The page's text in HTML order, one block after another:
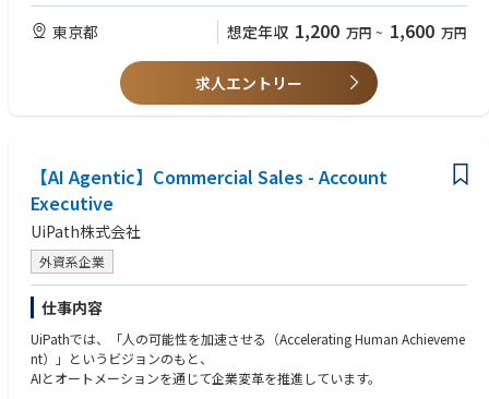
・ユーザー／医療機関／自治体／企業をつなぐ価値を創出できる
生活者向けサービス、医療機関向け連携、自治体施策、企業向けサービ
ス、パートナーサービスを一つのアプリ上で接続します。各ステークホル
ダーの個別価値に加え、連携によって生まれる新たな価値を設計すること
ができ、従来のヘルスケア事業者では成し得なかった新たな価値創出を考
ヘルスケア市場における圧倒的なマーケットリーダーは存在せず、さら
に、ヘルスケア／メディカル／プラットフォームを統合したサービスで確
ロダクトカテゴリーを自ら定義できます。
私たちの明るい未来を築いていただくと同時に、デジタル / AI トランスフ
ォーメーションを通じて、
お客さまの声を基にした製品戦略を展開しており、お客さまの声の代表と
【主な職務内容】
・シニアな営業とチームを組み、金融・保険サービス・人材サービス業の
営業活動に従事
・お客さまやパートナーさまの経営層や意思決定者と信頼関係を築き、戦
略施策の立案や企画実行に従事
・中長期のアカウントプランを策定し実行することで、お客さまの目標達
成を支援すると同時に、弊社がお客さまにご提供する価値を最大化
・予算や目標を達成するための案件管理・フォーキャスト
・お客さまにとっての弊社代表としての活動
・お客さま満足度向上、課題解決、円滑な顧客体験提供のための国内外組
織横断チーム組成・リード
・法人のお客さまとの信頼関係を築き、自社のご提供価値を拡大させた経
験
・お客さまやパートナーさまの経営層から現場層までいかなる層とも文章
と対話でコミュニケーションできること
・英語の文章に抵抗がないこと。英語でのコミュニケーションについて得
・社会人歴が比較的短くても、大手企業向け営業にチャレンジしたい方
・社内外の関係者を巻き込み、調整を図り、チームで円滑に物事を進め成
果を出すために必要なコミュニケーション能力をお持ちの方
・指示待ちではなく、自ら学び、質問し、行動できる方
・お客さまの課題を深く理解し、単なる製品紹介ではなく価値提案を行い
たい方
・変化の速いテクノロジー領域に好奇心を持ち、継続的に学べる方
・難しい局面において諦めずに最善を尽くすマインドの方
東京都 想定年収 1,200 万円 ~ 1,600 万円
求人エントリー
【AI Agentic】Commercial Sales - Account
Executive
UiPath株式会社
外資系企業
仕事内容
UiPathでは、「人の可能性を加速させる（Accelerating Human Achieveme
nt）」というビジョンのもと、
AIとオートメーションを通じて企業変革を推進しています。